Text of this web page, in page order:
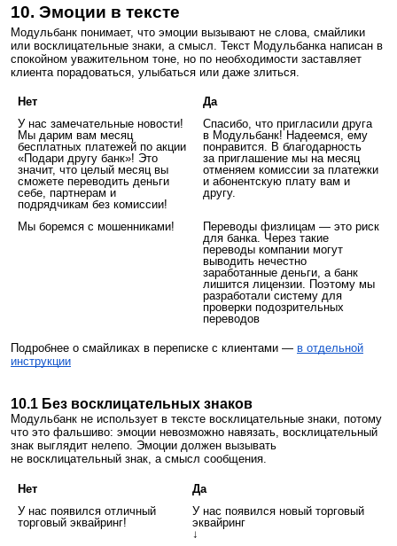
10. Эмоции в тексте
Модульбанк понимает, что эмоции вызывают не слова, смайлики
или восклицательные знаки, а смысл. Текст Модульбанка написан в
спокойном уважительном тоне, но по необходимости заставляет
клиента порадоваться, улыбаться или даже злиться.
Нет
Да
У нас замечательные новости!
Мы дарим вам месяц
бесплатных платежей по акции
«Подари другу банк»! Это
значит, что целый месяц вы
сможете переводить деньги
себе, партнерам и
подрядчикам без комиссии!
Спасибо, что пригласили друга
в Модульбанк! Надеемся, ему
понравится. В благодарность
за приглашение мы на месяц
отменяем комиссии за платежки
и абонентскую плату вам и
другу.
Мы боремся с мошенниками!
Переводы физлицам — это риск
для банка. Через такие
переводы компании могут
выводить нечестно
заработанные деньги, а банк
лишится лицензии. Поэтому мы
разработали систему для
проверки подозрительных
переводов
Подробнее о смайликах в переписке с клиентами — в отдельной
инструкции
10.1 Без восклицательных знаков
Модульбанк не использует в тексте восклицательные знаки, потому
что это фальшиво: эмоции невозможно навязать, восклицательный
знак выглядит нелепо. Эмоции должен вызывать
не восклицательный знак, а смысл сообщения.
Нет
Да
У нас появился отличный
торговый эквайринг!
У нас появился новый торговый
эквайринг
↓